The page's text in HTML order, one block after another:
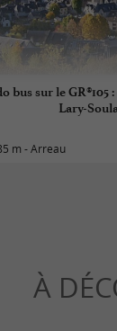
bus sur le GR®105
Lary-
m - Arreau
À